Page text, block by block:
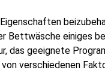
Bettwäsche einiges
das geeignete
verschiedenen